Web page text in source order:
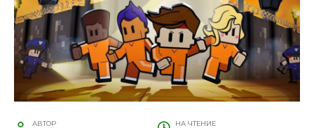
АВТОР НА ЧТЕНИЕ